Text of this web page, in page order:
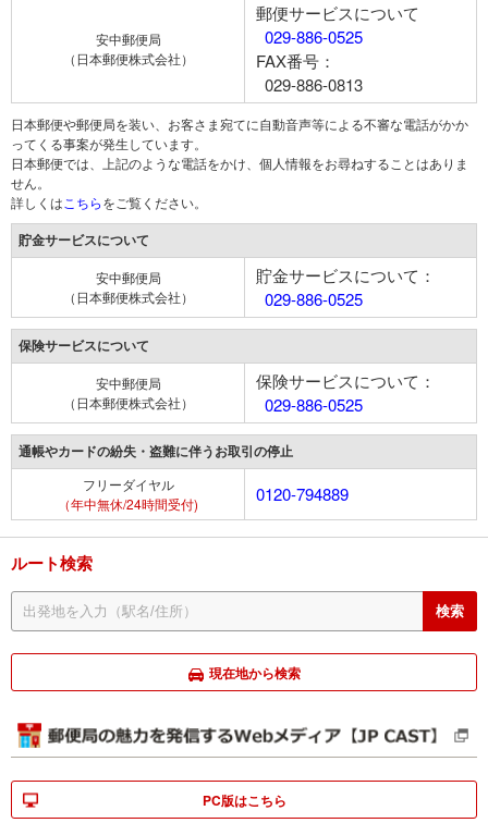
安中郵便局
（日本郵便株式会社）
郵便サービスについて
029-886-0525
FAX番号：
029-886-0813
日本郵便や郵便局を装い、お客さま宛てに自動音声等による不審な電話がかか
ってくる事案が発生しています。
日本郵便では、上記のような電話をかけ、個人情報をお尋ねすることはありま
せん。
詳しくは こちらをご覧ください。
貯金サービスについて
安中郵便局
（日本郵便株式会社）
貯金サービスについて：
029-886-0525
保険サービスについて
安中郵便局
（日本郵便株式会社）
保険サービスについて：
029-886-0525
通帳やカードの紛失・盗難に伴うお取引の停止
フリーダイヤル
（年中無休/24時間受付)
0120-794889
ルート検索
現在地から検索
PC版はこちら